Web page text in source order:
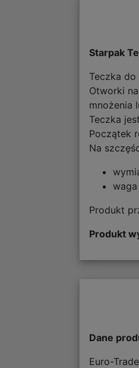
Starpak
Teczka
Otworki
mnożenia
Teczka
Początek
Na
Produkt
Produkt
Dane
Euro-